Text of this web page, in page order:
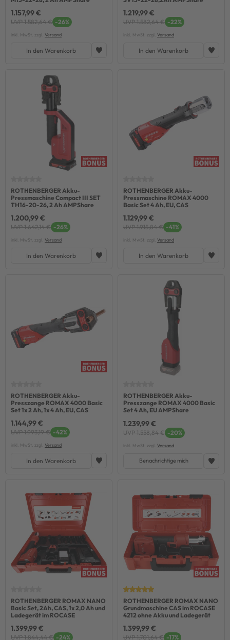
1.157,99 €
UVP 1.582,64 € -26%
inkl. MwSt. zzgl. Versand
In den Warenkorb
1.219,99 €
UVP 1.582,64 € -22%
inkl. MwSt. zzgl. Versand
In den Warenkorb
ROTHENBERGER Akku-
Pressmaschine Compact III SET
TH16-20-26, 2 Ah AMPShare
1.200,99 €
UVP 1.642,14 € -26%
inkl. MwSt. zzgl. Versand
In den Warenkorb
ROTHENBERGER Akku-
Pressmaschine ROMAX 4000
Basic Set 4 Ah, EU, CAS
1.129,99 €
UVP 1.915,84 € -41%
inkl. MwSt. zzgl. Versand
In den Warenkorb
ROTHENBERGER Akku-
Presszange ROMAX 4000 Basic
Set 1x 2 Ah, 1x 4 Ah, EU, CAS
1.144,99 €
UVP 1.993,19 € -42%
inkl. MwSt. zzgl. Versand
In den Warenkorb
ROTHENBERGER Akku-
Presszange ROMAX 4000 Basic
Set 4 Ah, EU AMPShare
1.239,99 €
UVP 1.558,84 € -20%
inkl. MwSt. zzgl. Versand
Benachrichtige mich
ROTHENBERGER ROMAX NANO
Basic Set, 2Ah, CAS, 1x 2,0 Ah und
Ladegerät im ROCASE
1.399,99 €
UVP 1.844,44 € -24%
ROTHENBERGER ROMAX NANO
Grundmaschine CAS im ROCASE
4212 ohne Akku und Ladegerät
1.399,99 €
UVP 1.701,64 € -17%